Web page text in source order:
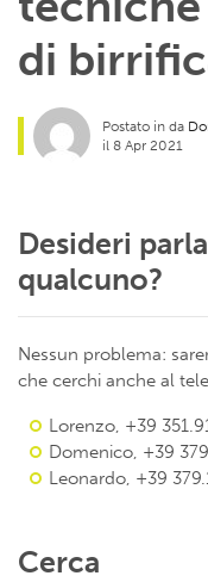
di
Postato in da
il 8 Apr 2021
Desideri
qualcuno?
Nessun problema:
che cerchi anche al
Lorenzo, +39
Domenico, +39
Leonardo, +39
Cerca